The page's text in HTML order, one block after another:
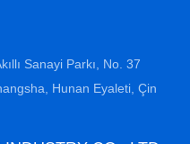
Sanayi Parkı, No. 37
Hunan Eyaleti, Çin